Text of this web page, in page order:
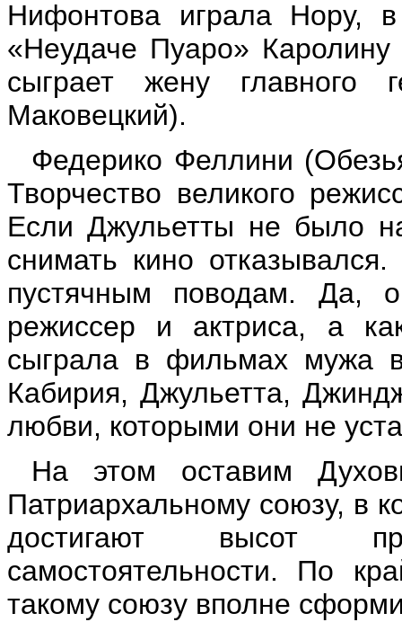
Нифонтова играла Нору,
«Неудаче Пуаро»
сыграет жену главного
Маковецкий).
Федерико Феллини
Творчество великого
Если Джульетты не было
снимать кино
пустячным поводам. Да,
режиссер и актриса, а
сыграла в фильмах мужа
Кабирия, Джульетта,
любви, которыми они не
На этом оставим
Патриархальному союзу, в
достигают высот
самостоятельности. По
такому союзу вполне